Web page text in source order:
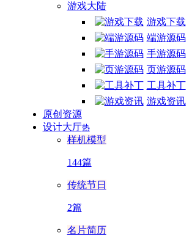
游戏大陆
游戏下载
端游源码
手游源码
页游源码
工具补丁
游戏资讯
原创资源
设计大厅热
样机模型
144篇
传统节日
2篇
名片简历